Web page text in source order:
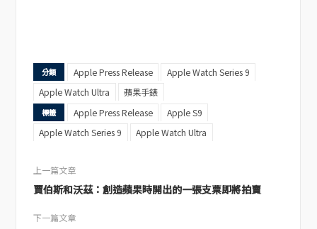
分類 Apple Press Release
Apple Watch Series 9
Apple Watch Ultra
蘋果手錶
標籤 Apple Press Release
Apple S9
Apple Watch Series 9
Apple Watch Ultra
上一篇文章
賈伯斯和沃茲：創造蘋果時開出的一張支票即將拍賣
下一篇文章